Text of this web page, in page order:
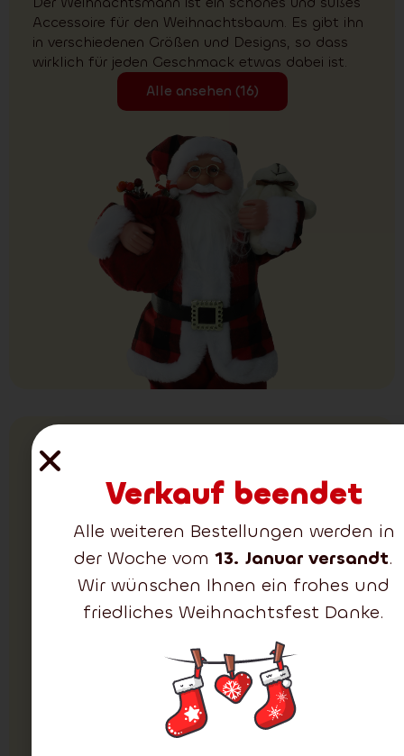
Accessoire für den Weihnachtsbaum. Es gibt ihn
in verschiedenen Größen und Designs, so dass
wirklich für jeden Geschmack etwas dabei ist.
Alle ansehen (16)
Körbe für
Christbäume
den Weihnachtsbaum
zeichnet sich durch ein
sowie dichte und
realistisch wirkende
Verkauf beendet
Alle weiteren Bestellungen werden in
der Woche vom 13. Januar versandt.
Wir wünschen Ihnen ein frohes und
friedliches Weihnachtsfest Danke.